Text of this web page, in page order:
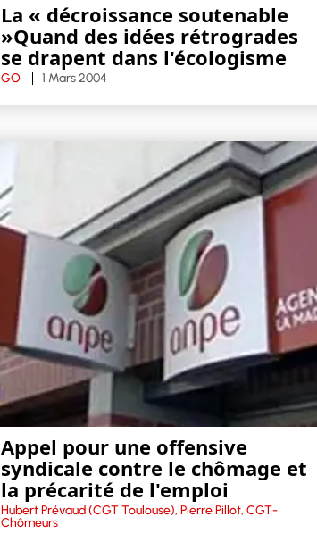
La « décroissance soutenable
»Quand des idées rétrogrades
se drapent dans l'écologisme
GO 1 Mars 2004
Appel pour une offensive
syndicale contre le chômage et
la précarité de l'emploi
Hubert Prévaud (CGT Toulouse), Pierre Pillot, CGT-
Chômeurs